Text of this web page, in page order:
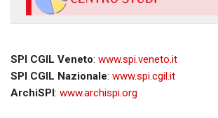
SPI CGIL Veneto: www.spi.veneto.it
SPI CGIL Nazionale: www.spi.cgil.it
ArchiSPI: www.archispi.org